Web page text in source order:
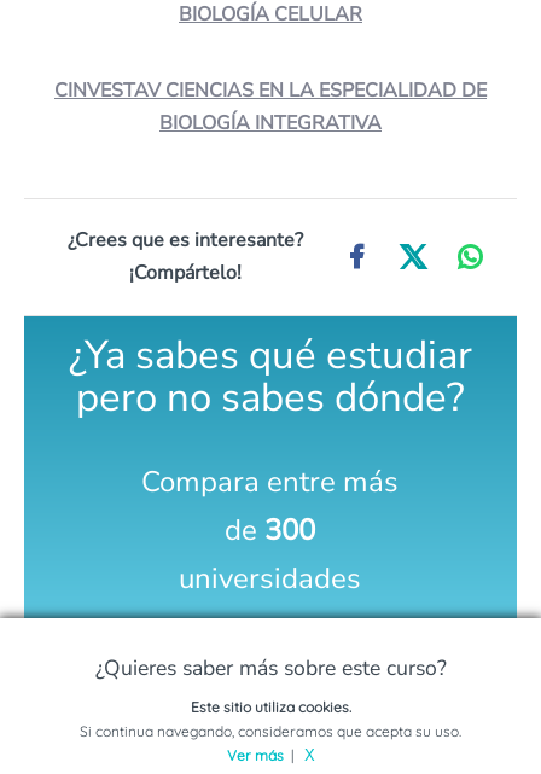
BIOLOGÍA CELULAR
CINVESTAV CIENCIAS EN LA ESPECIALIDAD DE
BIOLOGÍA INTEGRATIVA
¿Crees que es interesante?
¡Compártelo!
¿Ya sabes qué estudiar
pero no sabes dónde?
Compara entre más
de 300
universidades
COMPARA AQUÍ
¿Quieres saber más sobre este curso?
Solicita información sobre este programa
Este sitio utiliza cookies.
Si continua navegando, consideramos que acepta su uso.
Ver más| X